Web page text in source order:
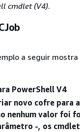
cmdlet (V4).
a seguir mostra
PowerShell V4
novo cofre para
nenhum valor foi
-, os